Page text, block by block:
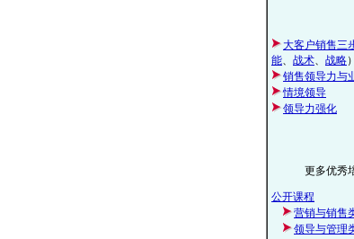
大客户销售三
能、 战术、 战略）
销售领导力与
情境领导
领导力强化
更多优秀
公开课程
营销与销售
领导与管理